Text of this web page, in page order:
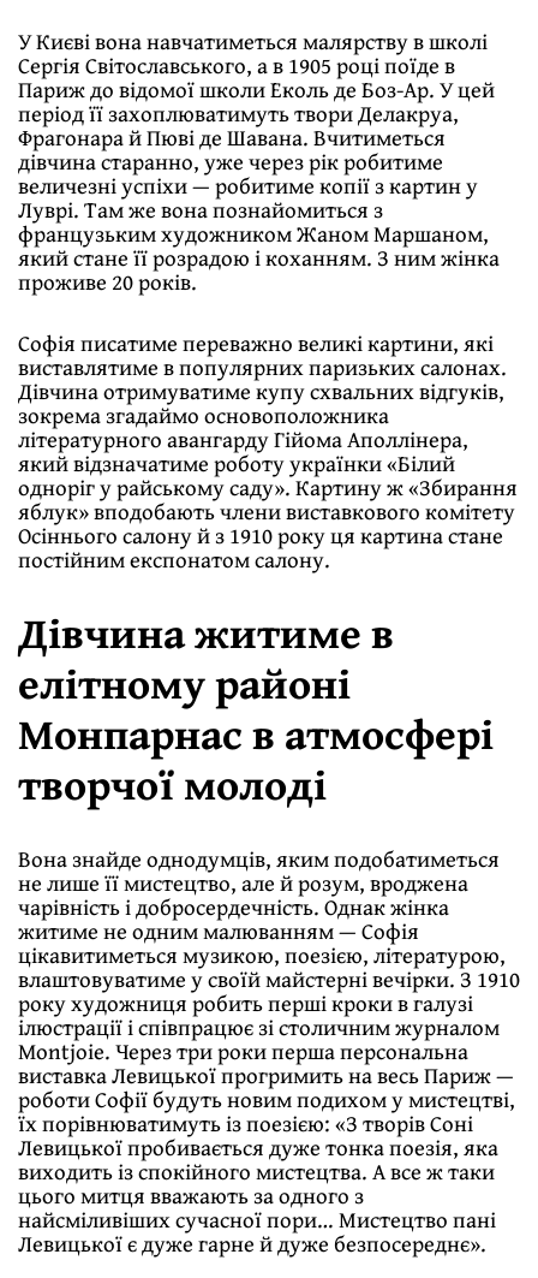
У Києві вона навчатиметься малярству в школі
Сергія Світославського, а в 1905 році поїде в
Париж до відомої школи Еколь де Бoз-Aр. У цей
період її захоплюватимуть твори Делакруа,
Фрагонара й Пюві де Шавана. Вчитиметься
дівчина старанно, уже через рік робитиме
величезні успіхи — робитиме копії з картин у
Луврі. Там же вона познайомиться з
французьким художником Жаном Маршаном,
який стане її розрадою і коханням. З ним жінка
проживе 20 років.
Софія писатиме переважно великі картини, які
виставлятиме в популярних паризьких салонах.
Дівчина отримуватиме купу схвальних відгуків,
зокрема згадаймо основоположника
літературного авангарду Гійома Аполлінера,
який відзначатиме роботу українки «Білий
одноріг у райському саду». Картину ж «Збирання
яблук» вподобають члени виставкового комітету
Осіннього салону й з 1910 року ця картина стане
постійним експонатом салону.
Дівчина житиме в
елітному районі
Монпарнас в атмосфері
творчої молоді
Вона знайде однодумців, яким подобатиметься
не лише її мистецтво, але й розум, вроджена
чарівність і добросердечність. Однак жінка
житиме не одним малюванням — Софія
цікавитиметься музикою, поезією, літературою,
влаштовуватиме у своїй майстерні вечірки. З 1910
року художниця робить перші кроки в галузі
ілюстрації і співпрацює зі столичним журналом
Montjoie. Через три роки перша персональна
виставка Левицької прогримить на весь Париж —
роботи Софії будуть новим подихом у мистецтві,
їх порівнюватимуть із поезією: «З творів Соні
Левицької пробивається дуже тонка поезія, яка
виходить із спокійного мистецтва. А все ж таки
цього митця вважають за одного з
найсміливіших сучасної пори… Мистецтво пані
Левицької є дуже гарне й дуже безпосереднє».